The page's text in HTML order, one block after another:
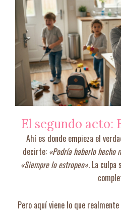
El segundo acto:
Ahí es donde empieza el
decirte: «Podría haberlo hecho
«Siempre lo estropeo». La culpa
Pero aquí viene lo que